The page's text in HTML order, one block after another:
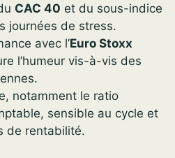
CAC 40 et du sous-indice
journées de stress.
avec l’Euro Stoxx
l’humeur vis-à-vis des
notamment le ratio
sensible au cycle et
de rentabilité.